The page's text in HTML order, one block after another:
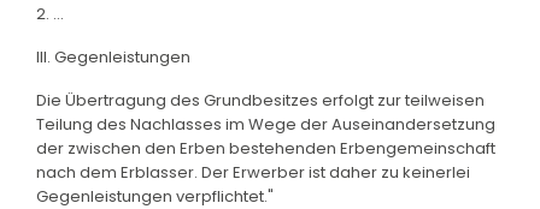
2. ...
III. Gegenleistungen
Die Übertragung des Grundbesitzes erfolgt zur teilweisen
Teilung des Nachlasses im Wege der Auseinandersetzung
der zwischen den Erben bestehenden Erbengemeinschaft
nach dem Erblasser. Der Erwerber ist daher zu keinerlei
Gegenleistungen verpflichtet."